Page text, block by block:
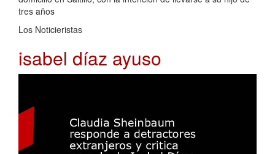
tres años
Los Noticieristas
isabel díaz ayuso